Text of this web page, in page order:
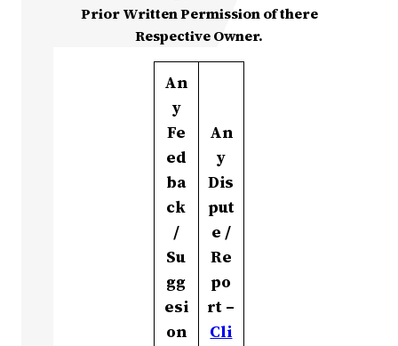
Prior Written Permission of there
Respective Owner.
An
y
Fe
ed
ba
ck
/
Su
gg
esi
on
An
y
Dis
put
e /
Re
po
rt –
Cli